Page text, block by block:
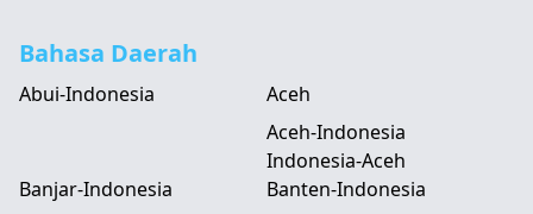
Bahasa Daerah
Abui-Indonesia
Aceh
Aceh-Indonesia
Indonesia-Aceh
Banjar-Indonesia
Banten-Indonesia